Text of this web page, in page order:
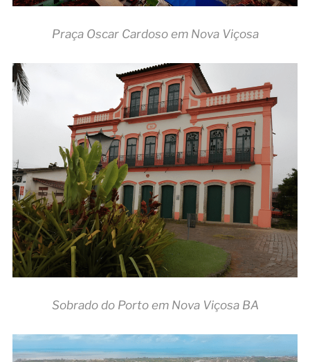
Praça Oscar Cardoso em Nova Viçosa
Sobrado do Porto em Nova Viçosa BA